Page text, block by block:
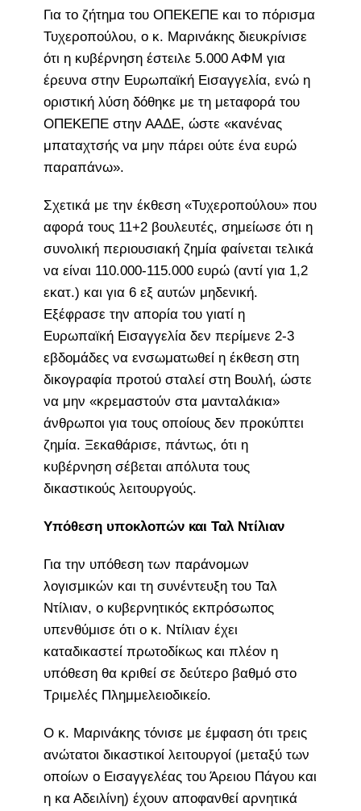
Για το ζήτημα του ΟΠΕΚΕΠΕ και το πόρισμα
Τυχεροπούλου, ο κ. Μαρινάκης διευκρίνισε
ότι η κυβέρνηση έστειλε 5.000 ΑΦΜ για
έρευνα στην Ευρωπαϊκή Εισαγγελία, ενώ η
οριστική λύση δόθηκε με τη μεταφορά του
ΟΠΕΚΕΠΕ στην ΑΑΔΕ, ώστε «κανένας
μπαταχτσής να μην πάρει ούτε ένα ευρώ
παραπάνω».
Σχετικά με την έκθεση «Τυχεροπούλου» που
αφορά τους 11+2 βουλευτές, σημείωσε ότι η
συνολική περιουσιακή ζημία φαίνεται τελικά
να είναι 110.000-115.000 ευρώ (αντί για 1,2
εκατ.) και για 6 εξ αυτών μηδενική.
Εξέφρασε την απορία του γιατί η
Ευρωπαϊκή Εισαγγελία δεν περίμενε 2-3
εβδομάδες να ενσωματωθεί η έκθεση στη
δικογραφία προτού σταλεί στη Βουλή, ώστε
να μην «κρεμαστούν στα μανταλάκια»
άνθρωποι για τους οποίους δεν προκύπτει
ζημία. Ξεκαθάρισε, πάντως, ότι η
κυβέρνηση σέβεται απόλυτα τους
δικαστικούς λειτουργούς.
Υπόθεση υποκλοπών και Ταλ Ντίλιαν
Για την υπόθεση των παράνομων
λογισμικών και τη συνέντευξη του Ταλ
Ντίλιαν, ο κυβερνητικός εκπρόσωπος
υπενθύμισε ότι ο κ. Ντίλιαν έχει
καταδικαστεί πρωτοδίκως και πλέον η
υπόθεση θα κριθεί σε δεύτερο βαθμό στο
Τριμελές Πλημμελειοδικείο.
Ο κ. Μαρινάκης τόνισε με έμφαση ότι τρεις
ανώτατοι δικαστικοί λειτουργοί (μεταξύ των
οποίων ο Εισαγγελέας του Άρειου Πάγου και
η κα Αδειλίνη) έχουν αποφανθεί αρνητικά